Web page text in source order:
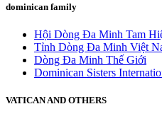
dominican family
Hội Dòng Đa Minh Tam
Tỉnh Dòng Đa Minh Việt
Dòng Đa Minh Thế Giới
Dominican Sisters
VATICAN AND OTHERS